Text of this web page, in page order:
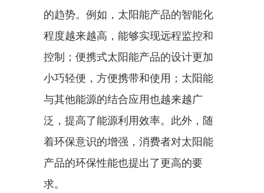
的趋势。例如，太阳能产品的智能化
程度越来越高，能够实现远程监控和
控制；便携式太阳能产品的设计更加
小巧轻便，方便携带和使用；太阳能
与其他能源的结合应用也越来越广
泛，提高了能源利用效率。此外，随
着环保意识的增强，消费者对太阳能
产品的环保性能也提出了更高的要
求。